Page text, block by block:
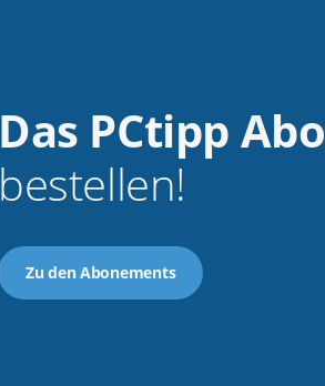
Das PCtipp Abo
bestellen!
Zu den Abonements